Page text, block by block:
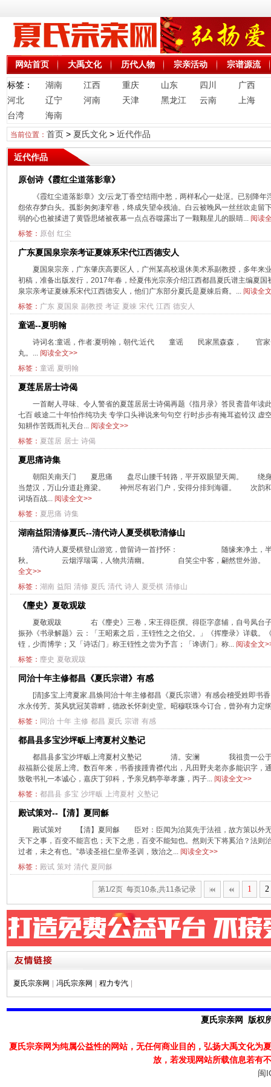
网站首页 大禹文化 历代人物 宗亲活动 宗谱源流
标签： 湖南 江西 重庆 山东 四川
广西
河北
辽宁 河南 天津 黑龙江 云南
上海
台湾
海南
当前位置： 首页> 夏氏文化> 近代作品
近代作品
原创诗《霞红尘道落影章》
《霞红尘道落影章》文/云龙丁香空结雨中愁，两样私心一处沤。已别降
怨依存梦白头。孤影匆匆凄窄巷，终成失望伞残油。白云被晚风一丝丝吹走留
弱的心也被揉进了黄昏思绪被夜幕一点点吞噬露出了一颗颗星儿的眼睛... 阅读
标签： 原创 红尘
广东夏国泉宗亲考证夏竦系宋代江西德安人
夏国泉宗亲，广东肇庆高要区人，广州某高校退休美术系副教授，多年来
初稿，准备出版发行，2017年春，经夏伟光宗亲介绍江西都昌夏氏谱主编夏
泉宗亲考证夏竦系宋代江西德安人，他们广东部分夏氏是夏竦后裔。... 阅读全
标签： 广东 夏国泉 副教授 考证 夏竦 宋代 江西 德安人
童谣--夏明翰
诗词名:童谣，作者:夏明翰，朝代:近代 童谣 民家黑森森， 官
丸。... 阅读全文>>
标签： 童谣 夏明翰
夏莲居居士诗偈
一首耐人寻味、令人警省的夏莲居居士诗偈再题《指月录》答艮斋昔年读
七百 岐途二十年怕作纯功夫 专学口头禅说来句句空 行时步步有掩耳盗铃汉 虚
知耕作苦既而礼天台... 阅读全文>>
标签： 夏莲居 居士 诗偈
夏思痛诗集
朝阳关南天门 夏思痛 盘尽山腰千转路，平开双眼望天阊。 绕身
当楚汉，万山分道赴雍梁。 神州尽有岩门户，安得分排到海疆。 次
词场百战... 阅读全文>>
标签： 夏思痛 诗集
湖南益阳清修夏氏--清代诗人夏受棋歌清修山
清代诗人夏受棋登山游览，曾留诗一首抒怀： 随缘来净土，
秋。 云烟浮瑞霭，人物共清幽。 自笑尘中客，翩然世外游。
全文>>
标签： 湖南 益阳 清修 夏氏 清代 诗人 夏受棋 清修山
《麈史》夏敬观跋
夏敬观跋 右《麈史》三卷，宋王得臣撰。得臣字彦辅，自号凤台子
振孙《书录解题》云：「王昭素之后，王铚性之之伯父。」《挥麈录》详载。
铚，少而博学；又「诗话门」称王铚性之尝为予言；「谗谤门」称... 阅读全文
标签： 麈史 夏敬观跋
同治十年主修都昌《夏氏宗谱》有感
[清]多宝上湾夏家.昌焕同治十年主修都昌《夏氏宗谱》有感会稽受姓即书
水永传芳。英风犹冠芙蓉畔，德政长怀刺史堂。昭穆联珠今订合，曾孙有力
标签： 同治 十年 主修 都昌 夏氏 宗谱 有感
都昌县多宝沙坪畈上湾夏村义塾记
都昌县多宝沙坪畈上湾夏村义塾记 清。安澜 我祖贵一公于明初
叔福新公徙居上湾。数百年来，书香接踵青襟代出，凡田野夫老亦多能识字，
致敬书礼一本诚心，嘉庆丁卯科，予亲兄鹤亭举孝廉，丙子... 阅读全文>>
标签： 都昌县 多宝 沙坪畈 上湾夏村 义塾记
殿试策对--【清】夏同龢
殿试策对 【清】夏同龢 臣对：臣闻为治莫先于法祖，故方策以外无
天下之事，百变不能言也；天下之患，百变不能知也。然则天下将奚治？法则
过者，未之有也。”恭读圣祖仁皇帝圣训，致治之... 阅读全文>>
标签： 殿试 策对 清代 夏同龢
第1/2页 每页10条,共11条记录 1 2
夏氏宗亲网 冯氏宗亲网 程力专汽
夏氏宗亲网 版权
夏氏宗亲网为纯属公益性的网站，无任何商业目的，弘扬大禹文化为
放，若发现网站所载信息若有
闽